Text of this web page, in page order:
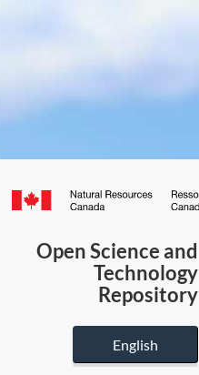
Canada.ca
Open Science and
Technology
Repository
English